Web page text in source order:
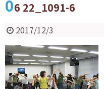
06 22_1091-6
2017/12/3